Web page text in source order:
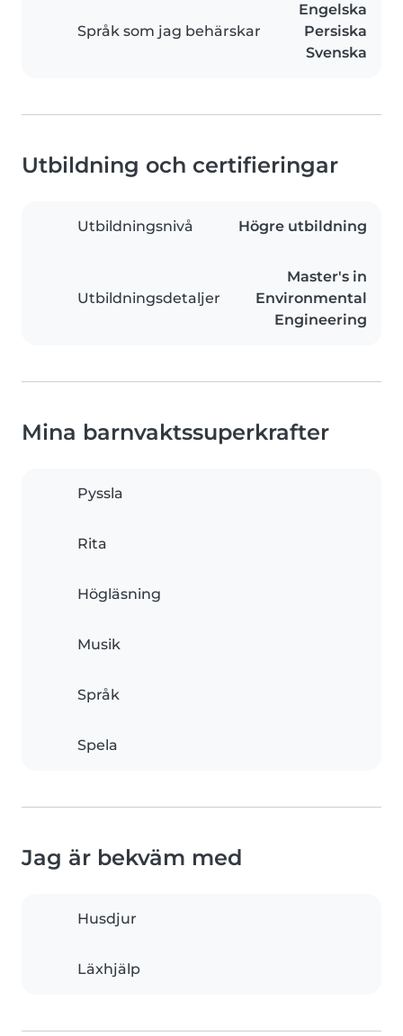
Språk som jag behärskar
Engelska
Persiska
Svenska
Utbildning och certifieringar
Utbildningsnivå Högre utbildning
Utbildningsdetaljer
Master's in
Environmental
Engineering
Mina barnvaktssuperkrafter
Pyssla
Rita
Högläsning
Musik
Språk
Spela
Jag är bekväm med
Husdjur
Läxhjälp